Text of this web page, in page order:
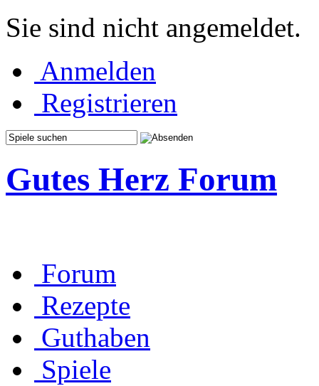
Sie sind nicht angemeldet.
Anmelden
Registrieren
Gutes Herz Forum
Forum
Rezepte
Guthaben
Spiele